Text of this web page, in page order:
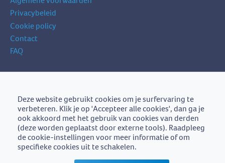
Privacybeleid
Cookie policy
Contact
FAQ
Schrijf je in op onze nieuwsbrief
mailadres
Schrijf je in
Deze website gebruikt cookies om je surfervaring te
verbeteren. Klik je op 'Accepteer alle cookies', dan ga je
ook akkoord met het gebruik van cookies van derden
(deze worden geplaatst door externe tools). Raadpleeg
de cookie-instellingen voor meer informatie of om
specifieke cookies uit te schakelen.